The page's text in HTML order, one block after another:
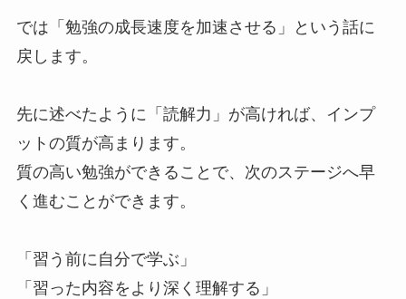
では「勉強の成長速度を加速させる」という話に
戻します。
先に述べたように「読解力」が高ければ、インプ
ットの質が高まります。
質の高い勉強ができることで、次のステージへ早
く進むことができます。
「習う前に自分で学ぶ」
「習った内容をより深く理解する」